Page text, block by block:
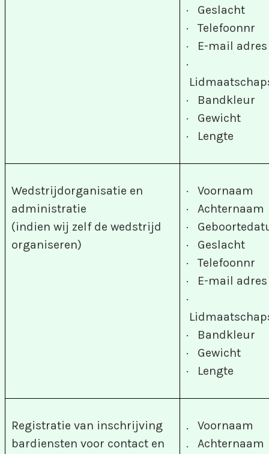
· Geslacht
· Telefoonnr
· E-mail adres
·
· Bandkleur
· Gewicht
· Lengte
Wedstrijdorganisatie en
administratie
(indien wij zelf de wedstrijd
organiseren)
· Voornaam
· Achternaam
·
· Geslacht
· Telefoonnr
· E-mail adres
·
· Bandkleur
· Gewicht
· Lengte
Registratie van inschrijving
bardiensten voor contact en
. Voornaam
. Achternaam